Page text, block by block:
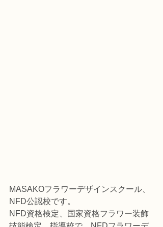
MASAKOフラワーデザインスクール、
NFD公認校です。
NFD資格検定、国家資格フラワー装飾